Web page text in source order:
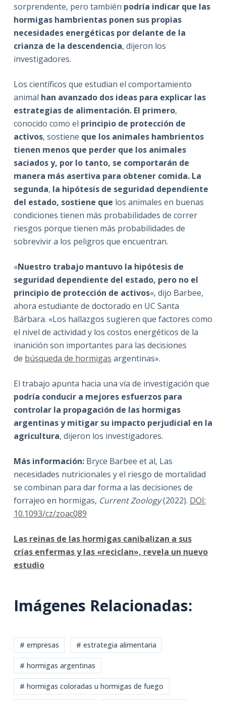
sorprendente, pero también podría indicar que las
hormigas hambrientas ponen sus propias
necesidades energéticas por delante de la
crianza de la descendencia, dijeron los
investigadores.
Los científicos que estudian el comportamiento
animal han avanzado dos ideas para explicar las
estrategias de alimentación. El primero,
conocido como el principio de protección de
activos, sostiene que los animales hambrientos
tienen menos que perder que los animales
saciados y, por lo tanto, se comportarán de
manera más asertiva para obtener comida. La
segunda, la hipótesis de seguridad dependiente
del estado, sostiene que los animales en buenas
condiciones tienen más probabilidades de correr
riesgos porque tienen más probabilidades de
sobrevivir a los peligros que encuentran.
«Nuestro trabajo mantuvo la hipótesis de
seguridad dependiente del estado, pero no el
principio de protección de activos«, dijo Barbee,
ahora estudiante de doctorado en UC Santa
Bárbara. «Los hallazgos sugieren que factores como
el nivel de actividad y los costos energéticos de la
inanición son importantes para las decisiones
de búsqueda de hormigas argentinas».
El trabajo apunta hacia una vía de investigación que
podría conducir a mejores esfuerzos para
controlar la propagación de las hormigas
argentinas y mitigar su impacto perjudicial en la
agricultura, dijeron los investigadores.
Más información:Bryce Barbee et al, Las
necesidades nutricionales y el riesgo de mortalidad
se combinan para dar forma a las decisiones de
forrajeo en hormigas, Current Zoology(2022). DOI:
10.1093/cz/zoac089
Las reinas de las hormigas canibalizan a sus
crías enfermas y las «reciclan», revela un nuevo
estudio
Imágenes Relacionadas:
# empresas # estrategia alimentaria
# hormigas argentinas
# hormigas coloradas u hormigas de fuego